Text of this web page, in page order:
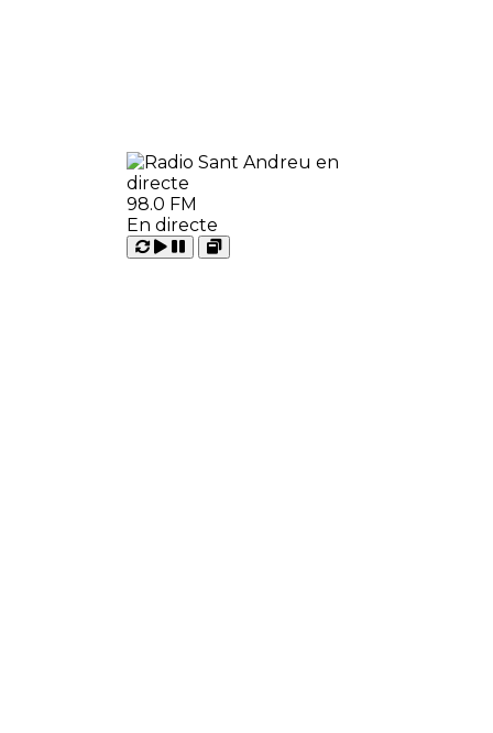
98.0 FM
En directe
Carregant
Reproduir
Pausar
Open